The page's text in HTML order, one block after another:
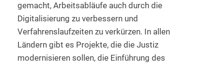
gemacht, Arbeitsabläufe auch durch die
Digitalisierung zu verbessern und
Verfahrenslaufzeiten zu verkürzen. In allen
Ländern gibt es Projekte, die die Justiz
modernisieren sollen, die Einführung des